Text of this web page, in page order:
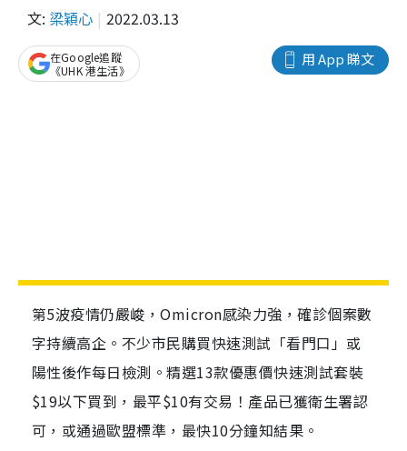
文: 梁穎心 2022.03.13
用 App 睇文
在Google追蹤
《UHK 港生活》
第5波疫情仍嚴峻，Omicron感染力強，確診個案數
字持續高企。不少市民購買快速測試「看門口」或
陽性後作每日檢測。精選13款優惠價快速測試套裝
$19以下買到，最平$10有交易！產品已獲衛生署認
可，或通過歐盟標準，最快10分鐘知結果。